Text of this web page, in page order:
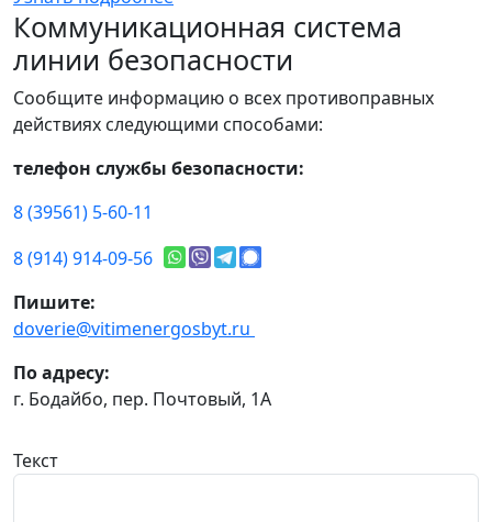
Коммуникационная система
линии безопасности
Сообщите информацию о всех противоправных
действиях следующими способами:
телефон службы безопасности:
8 (39561) 5-60-11
8 (914) 914-09-56
Пишите:
doverie@vitimenergosbyt.ru
По адресу:
г. Бодайбо, пер. Почтовый, 1А
Текст